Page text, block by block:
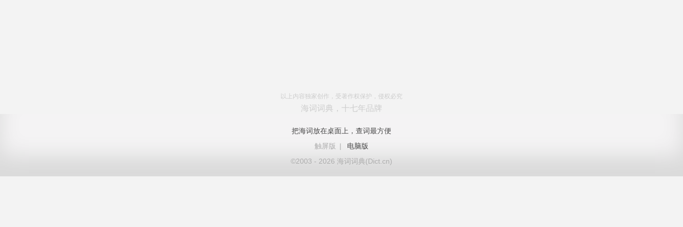
以上内容独家创作，受著作权保护，侵权必究
海词词典，十七年品牌
把海词放在桌面上，查词最方便
触屏版
|
电脑版
©2003 - 2026 海词词典(Dict.cn)